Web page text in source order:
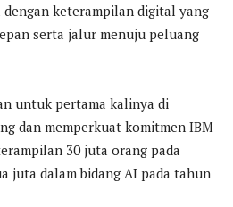
dengan keterampilan digital yang
serta jalur menuju peluang
untuk pertama kalinya di
dan memperkuat komitmen IBM
30 juta orang pada
juta dalam bidang AI pada tahun